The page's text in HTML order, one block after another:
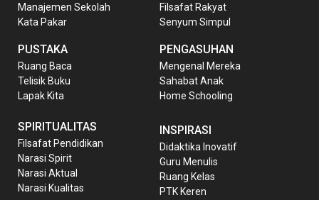
Manajemen Sekolah
Kata Pakar
PUSTAKA
Ruang Baca
Telisik Buku
Lapak Kita
Filsafat Rakyat
Senyum Simpul
PENGASUHAN
Mengenal Mereka
Sahabat Anak
Home Schooling
SPIRITUALITAS
Filsafat Pendidikan
Narasi Spirit
Narasi Aktual
Narasi Kualitas
INSPIRASI
Didaktika Inovatif
Guru Menulis
Ruang Kelas
PTK Keren